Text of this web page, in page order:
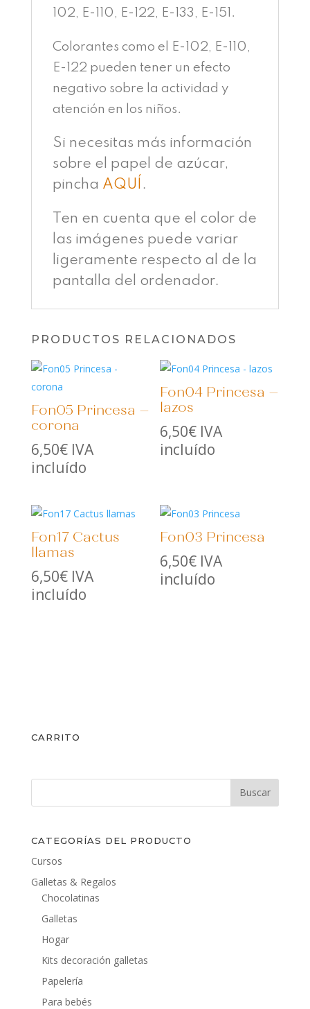
102, E-110, E-122, E-133, E-151.
Colorantes como el E-102, E-110,
E-122 pueden tener un efecto
negativo sobre la actividad y
atención en los niños.
Si necesitas más información
sobre el papel de azúcar,
pincha AQUÍ .
Ten en cuenta que el color de
las imágenes puede variar
ligeramente respecto al de la
pantalla del ordenador.
PRODUCTOS RELACIONADOS
Fon05 Princesa –
corona
6,50€ IVA
incluído
Fon04 Princesa –
lazos
6,50€ IVA
incluído
Fon17 Cactus
llamas
6,50€ IVA
incluído
Fon03 Princesa
6,50€ IVA
incluído
CARRITO
CATEGORÍAS DEL PRODUCTO
Cursos
Galletas & Regalos
Chocolatinas
Galletas
Hogar
Kits decoración galletas
Papelería
Para bebés